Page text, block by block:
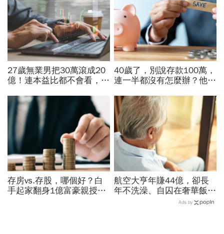
27歲無業男把30萬滾成20
億！連本益比都不會看，氣
翻1萬倍的秘訣「年輕又
窮」
40歲了，別說存款100萬，
連一半都沒有怎麼辦？他5
存錢法」脫離月光族
存房vs.存股，哪個好？白
手起家翻身1億富豪親授：
航空大亨年賺44億，卻長
年不洗澡、自囚在奢華飯
店...當年地球上最有錢的
Ads by